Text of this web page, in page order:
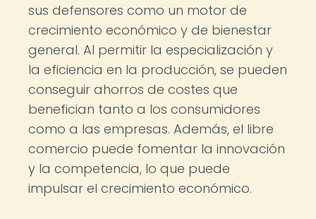
sus defensores como un motor de
crecimiento económico y de bienestar
general. Al permitir la especialización y
la eficiencia en la producción, se pueden
conseguir ahorros de costes que
benefician tanto a los consumidores
como a las empresas. Además, el libre
comercio puede fomentar la innovación
y la competencia, lo que puede
impulsar el crecimiento económico.